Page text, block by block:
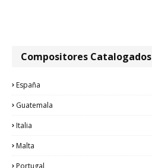
Compositores Catalogados
España
Guatemala
Italia
Malta
Portugal